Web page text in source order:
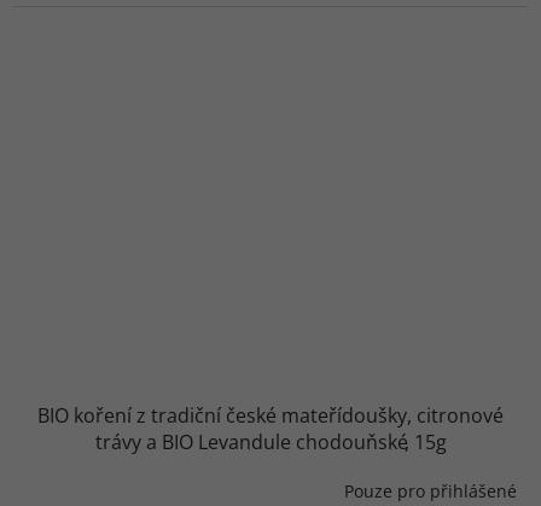
BIO koření z tradiční české mateřídoušky, citronové
trávy a BIO Levandule chodouňské 15g
Pouze pro přihlášené